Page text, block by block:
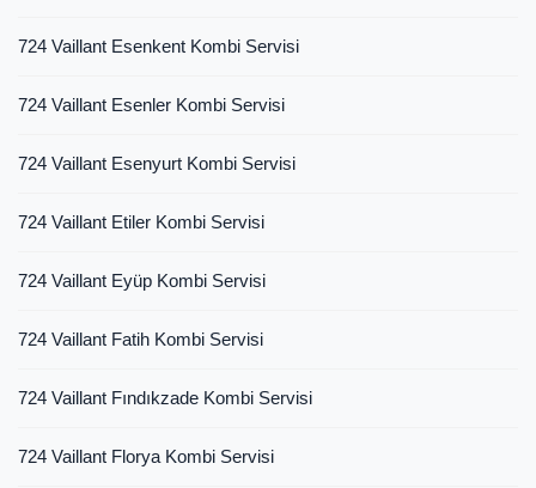
724 Vaillant Esenkent Kombi Servisi
724 Vaillant Esenler Kombi Servisi
724 Vaillant Esenyurt Kombi Servisi
724 Vaillant Etiler Kombi Servisi
724 Vaillant Eyüp Kombi Servisi
724 Vaillant Fatih Kombi Servisi
724 Vaillant Fındıkzade Kombi Servisi
724 Vaillant Florya Kombi Servisi